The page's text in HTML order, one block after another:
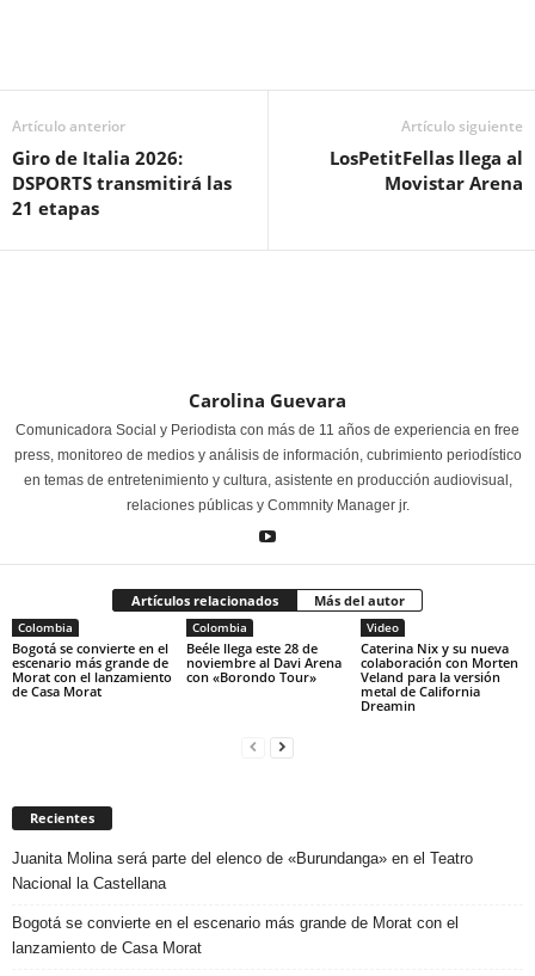
Artículo anterior
Giro de Italia 2026:
DSPORTS transmitirá las
21 etapas
Artículo siguiente
LosPetitFellas llega al
Movistar Arena
Carolina Guevara
Comunicadora Social y Periodista con más de 11 años de experiencia en free
press, monitoreo de medios y análisis de información, cubrimiento periodístico
en temas de entretenimiento y cultura, asistente en producción audiovisual,
relaciones públicas y Commnity Manager jr.
Artículos relacionados Más del autor
Colombia
Bogotá se convierte en el
escenario más grande de
Morat con el lanzamiento
de Casa Morat
Colombia
Beéle llega este 28 de
noviembre al Davi Arena
con «Borondo Tour»
Video
Caterina Nix y su nueva
colaboración con Morten
Veland para la versión
metal de California
Dreamin
Recientes
Juanita Molina será parte del elenco de «Burundanga» en el Teatro
Nacional la Castellana
Bogotá se convierte en el escenario más grande de Morat con el
lanzamiento de Casa Morat